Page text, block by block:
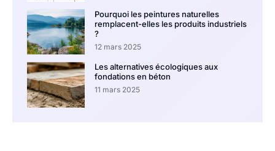
Pourquoi les peintures naturelles
remplacent-elles les produits industriels
?
12 mars 2025
Les alternatives écologiques aux
fondations en béton
11 mars 2025